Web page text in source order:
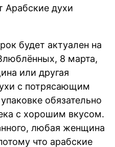
Арабские духи
будет актуален на
8 марта,
или другая
с потрясающим
обязательно
с хорошим вкусом.
любая женщина
что арабские